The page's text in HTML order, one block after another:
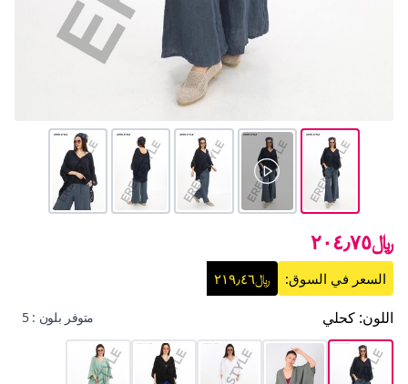
﷼٢٠٤٫٧٥
السعر في السوق: ﷼٢١٩٫٤٦
اللون: كحلي متوفر بلون : 5